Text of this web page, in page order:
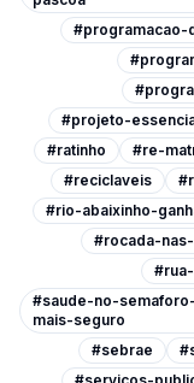
#projeto-
#ratinho
#re-
#reciclaveis
#rio-abaixinho-
#rocada-
#saude-no-
mais-seguro
#sebrae